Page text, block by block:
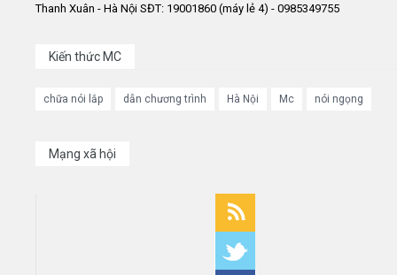
Thanh Xuân - Hà Nội SĐT: 19001860 (máy lẻ 4) - 0985349755
Kiến thức MC
chữa nói lắp dẫn chương trình Hà Nội Mc nói ngọng
Mạng xã hội